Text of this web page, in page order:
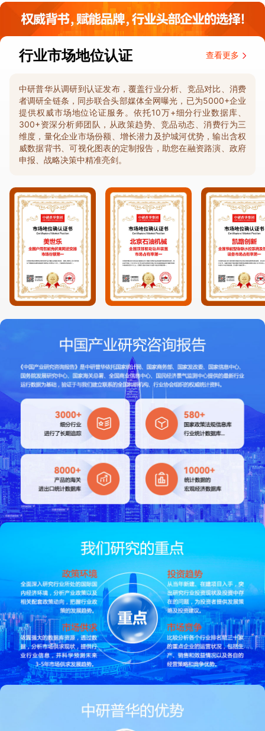
行业市场地位认证 查看更多
中研普华从调研到认证发布，覆盖行业分析、竞品对比、消费
者调研全链条，同步联合头部媒体全网曝光，已为5000+企业
提供权威市场地位论证服务。依托10万+细分行业数据库、
300+资深分析师团队，从政策趋势、竞品动态、消费行为三
维度，量化企业市场份额、增长潜力及护城河优势，输出含权
威数据背书、可视化图表的定制报告，助您在融资路演、政府
申报、战略决策中精准亮剑。